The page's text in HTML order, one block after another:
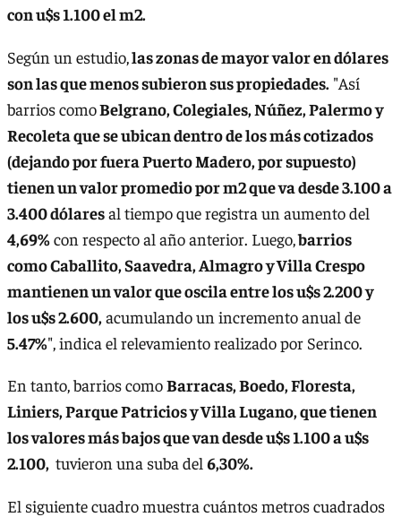
con u$s 1.100 el m2.
Según un estudio,las zonas de mayor valor en dólares
son las que menos subieron sus propiedades. "Así
barrios comoBelgrano, Colegiales, Núñez, Palermo y
Recoleta que se ubican dentro de los más cotizados
(dejando por fuera Puerto Madero, por supuesto)
tienen un valor promedio por m2 que va desde 3.100 a
3.400 dólaresal tiempo que registra un aumento del
4,69%con respecto al año anterior. Luego,barrios
como Caballito, Saavedra, Almagro y Villa Crespo
mantienen un valor que oscila entre los u$s 2.200 y
los u$s 2.600,acumulando un incremento anual de
5.47%", indica el relevamiento realizado por Serinco.
En tanto, barrios comoBarracas, Boedo, Floresta,
Liniers, Parque Patricios y Villa Lugano, que tienen
los valores más bajos que van desde u$s 1.100 a u$s
2.100, tuvieron una suba del 6,30%.
El siguiente cuadro muestra cuántos metros cuadrados